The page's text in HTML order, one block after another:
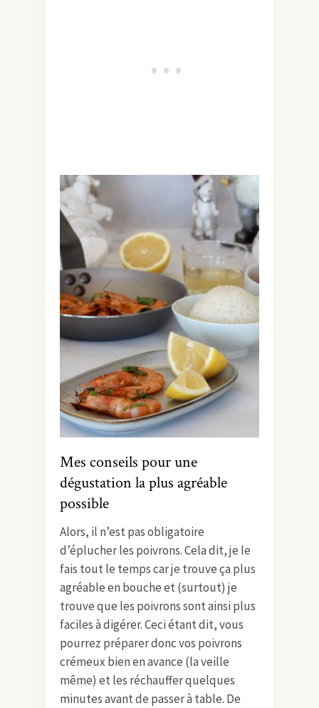
Mes conseils pour une
dégustation la plus agréable
possible
Alors, il n’est pas obligatoire
d’éplucher les poivrons. Cela dit, je le
fais tout le temps car je trouve ça plus
agréable en bouche et (surtout) je
trouve que les poivrons sont ainsi plus
faciles à digérer. Ceci étant dit, vous
pourrez préparer donc vos poivrons
crémeux bien en avance (la veille
même) et les réchauffer quelques
minutes avant de passer à table. De